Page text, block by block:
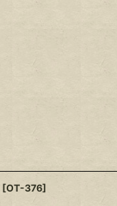
[OT-376]